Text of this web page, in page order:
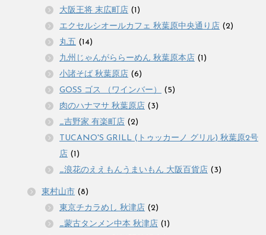
大阪王将 末広町店 (1)
エクセルシオールカフェ 秋葉原中央通り店 (2)
丸五 (14)
九州じゃんがららーめん 秋葉原本店 (1)
小諸そば 秋葉原店 (6)
GOSS ゴス （ワインバー）
(5)
肉のハナマサ 秋葉原店 (3)
_吉野家 有楽町店 (2)
TUCANO'S GRILL (トゥッカーノ グリル) 秋葉原2号
店 (1)
_浪花のええもんうまいもん 大阪百貨店 (3)
東村山市 (8)
東京チカラめし 秋津店 (2)
_蒙古タンメン中本 秋津店 (1)